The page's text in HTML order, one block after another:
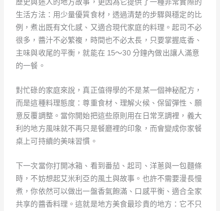
歷史與迷人的地方故事，更因為它提供了一種非常實際的
生活方法：用少量優質食材，透過清楚的步驟與穩定的比
例，煮出既有文化感、又適合現代家庭的料理。起司不必
很多，醬汁不必繁複，時間也不必太長，只要掌握底香、
主味與收尾的平衡，就能在 15～30 分鐘內做出讓人滿意
的一餐。
對忙碌的家庭來說，真正值得學的不是某一個神秘配方，
而是這種料理態度：尊重食材、理解火候、保留彈性、願
意反覆調整。當你開始把這些原則用在日常烹調裡，義大
利的地方風味就不再只是餐廳裡的印象，而會變成你家餐
桌上可持續的美味習慣。
下一次當你打開冰箱、看到番茄、起司、洋蔥與一包麵條
時，不妨想起艾米利亞的風土與故事。也許不需要漫長慢
煮，你依然可以做出一盤香氣飽滿、口感平衡、適合全家
共享的醬香料理。這就是地方美食最珍貴的地方：它不只